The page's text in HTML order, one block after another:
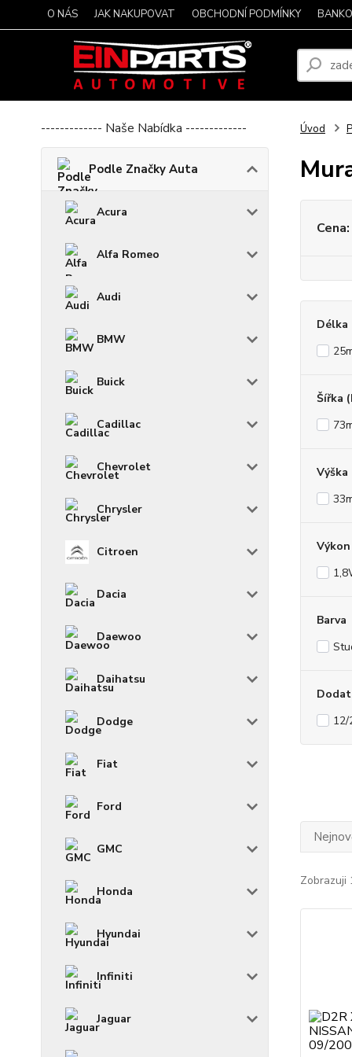
O NÁS JAK NAKUPOVAT OBCHODNÍ PODMÍNKY
------------- Naše Nabídka -------------
Podle Značky Auta
Acura
Alfa Romeo
Audi
BMW
Buick
Cadillac
Chevrolet
Chrysler
Citroen
Dacia
Daewoo
Daihatsu
Dodge
Fiat
Ford
GMC
Honda
Hyundai
Infiniti
Jaguar
Úvod
Cena:
Délka
Šířka
Výška
Barva
Zobrazuji